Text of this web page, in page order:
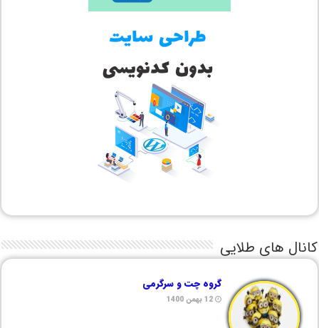
کانال های طلایی
گروه چت و سرگرمی
12 بهمن 1400